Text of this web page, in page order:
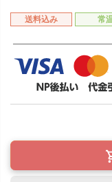
送料込み 常